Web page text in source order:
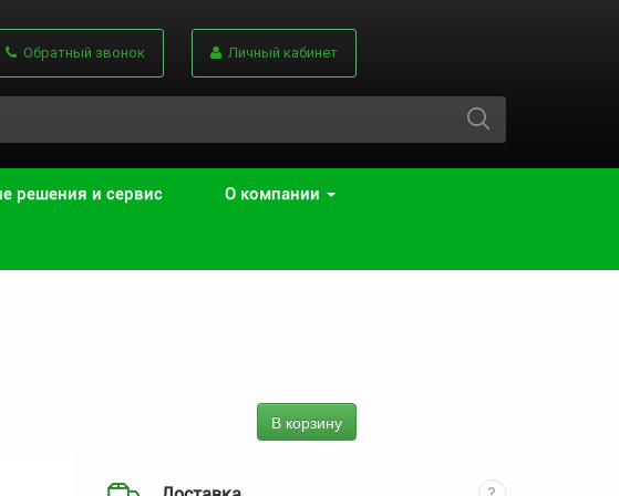
Обратный звонок Личный кабинет
решения и сервис О компании
В корзину